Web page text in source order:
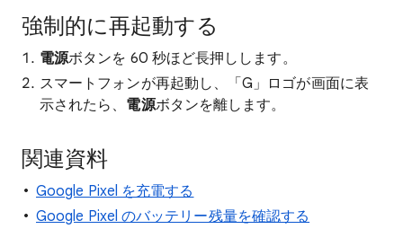
強制的に再起動する
電源ボタンを 60 秒ほど長押しします。
スマートフォンが再起動し、「G」ロゴが画面に表
示されたら、 電源ボタンを離します。
関連資料
Google Pixel を充電する
Google Pixel のバッテリー残量を確認する